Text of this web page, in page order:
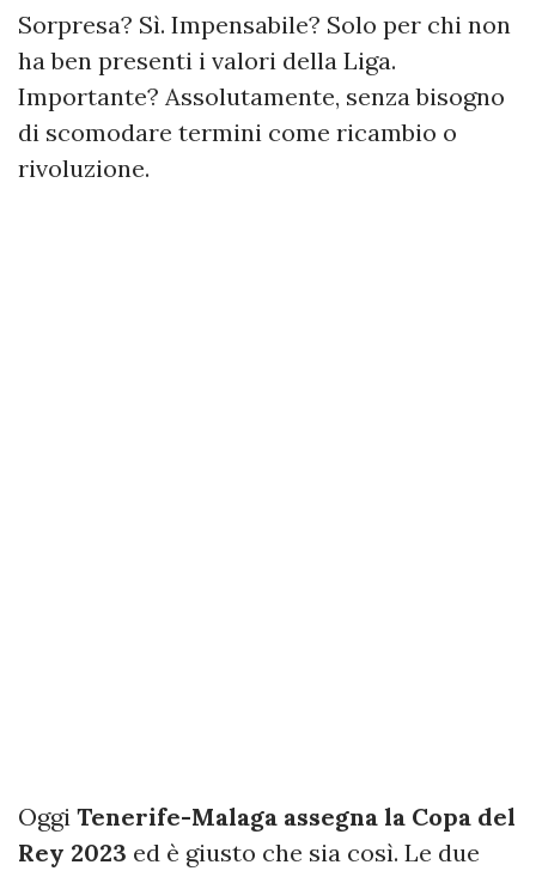
Sorpresa? Sì. Impensabile? Solo per chi non
ha ben presenti i valori della Liga.
Importante? Assolutamente, senza bisogno
di scomodare termini come ricambio o
rivoluzione.
Oggi Tenerife-Malaga assegna la Copa del
Rey 2023 ed è giusto che sia così. Le due